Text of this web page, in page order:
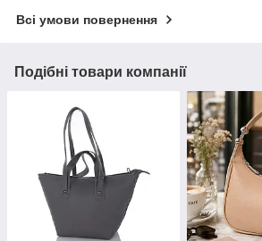
Всі умови повернення
Подібні товари компанії